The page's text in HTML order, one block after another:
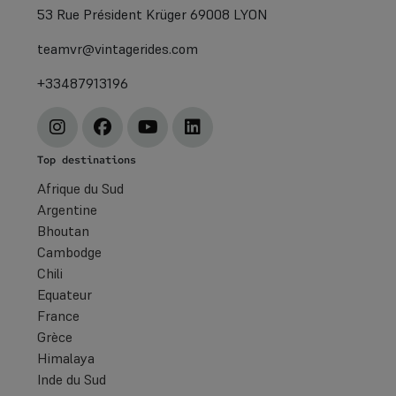
53 Rue Président Krüger 69008 LYON
teamvr@vintagerides.com
+33487913196
Top destinations
Afrique du Sud
Argentine
Bhoutan
Cambodge
Chili
Equateur
France
Grèce
Himalaya
Inde du Sud